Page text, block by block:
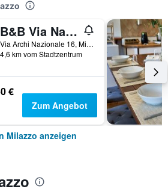
B&B Via Nazionale
Via Archi Nazionale 16, Milazzo, Sizilien, Italien
4,6 km vom Stadtzentrum
€
Zum Angebot
Milazzo anzeigen